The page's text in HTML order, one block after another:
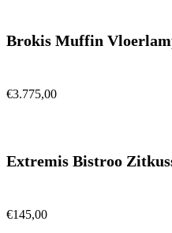
Brokis Muffin
€3.775,00
Extremis Bistroo
€145,00